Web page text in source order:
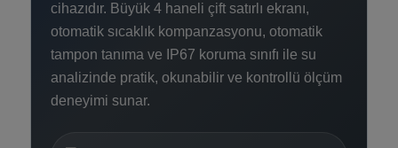
Ayak Dezenfektanı
e Pool Expert
Bahçe Süs Havuzu
cihazıdır. Büyük 4 haneli çift satırlı ekranı,
otomatik sıcaklık kompanzasyonu, otomatik
tampon tanıma ve IP67 koruma sınıfı ile su
analizinde pratik, okunabilir ve kontrollü ölçüm
deneyimi sunar.